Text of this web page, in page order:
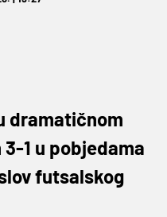
dramatičnom
1 u pobjedama
futsalskog